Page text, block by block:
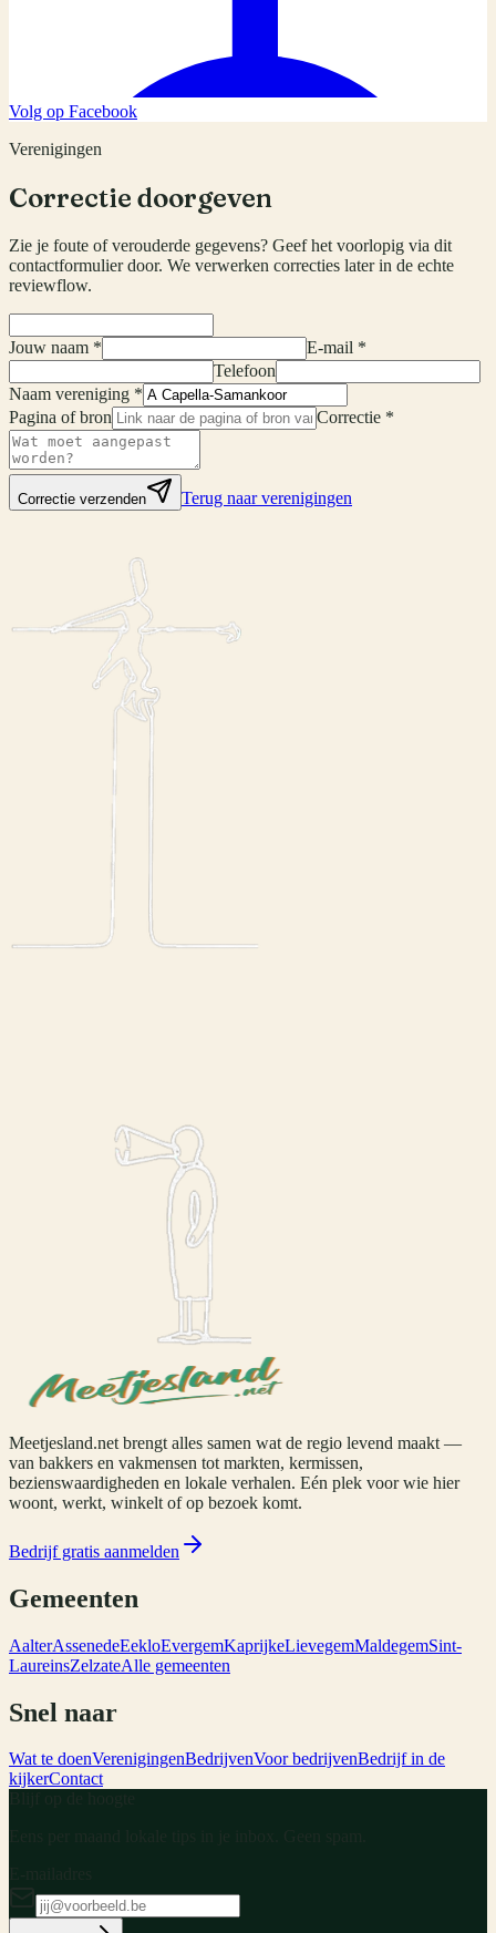
Volg op Facebook
Verenigingen
Correctie doorgeven
Zie je foute of verouderde gegevens? Geef het voorlopig via dit
contactformulier door. We verwerken correcties later in de echte
reviewflow.
Jouw naam *
E-mail *
Telefoon
Naam vereniging *
Pagina of bron
Correctie *
Correctie verzenden Terug naar verenigingen
Meetjesland.net brengt alles samen wat de regio levend maakt —
van bakkers en vakmensen tot markten, kermissen,
bezienswaardigheden en lokale verhalen. Eén plek voor wie hier
woont, werkt, winkelt of op bezoek komt.
Bedrijf gratis aanmelden
Gemeenten
AalterAssenedeEekloEvergemKaprijkeLievegemMaldegemSint-
LaureinsZelzateAlle gemeenten
Snel naar
Wat te doenVerenigingenBedrijvenVoor bedrijvenBedrijf in de
kijkerContact